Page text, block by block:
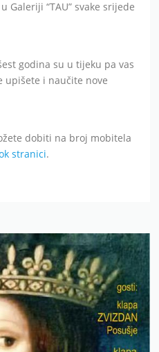
Galeriji “TAU” svake srijede
godina su u tijeku pa vas
upišete i naučite nove
dobiti na broj mobitela
stranici.